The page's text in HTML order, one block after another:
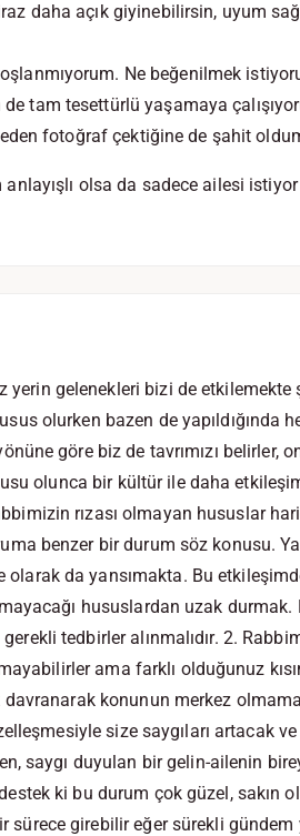
daha açık giyinebilirsin, uyum
Ne beğenilmek
tam tesettürlü yaşamaya
fotoğraf çektiğine de şahit
anlayışlı olsa da sadece ailesi
yerin gelenekleri bizi de
olurken bazen de yapıldığında
göre biz de tavrımızı belirler,
olunca bir kültür ile daha
rızası olmayan hususlar
benzer bir durum söz konusu.
olarak da yansımakta. Bu
hususlardan uzak durmak.
tedbirler alınmalıdır. 2.
ama farklı olduğunuz
konunun merkez
size saygıları artacak ve
saygı duyulan bir gelin-ailenin
ki bu durum çok güzel, sakın
girebilir eğer sürekli gündem